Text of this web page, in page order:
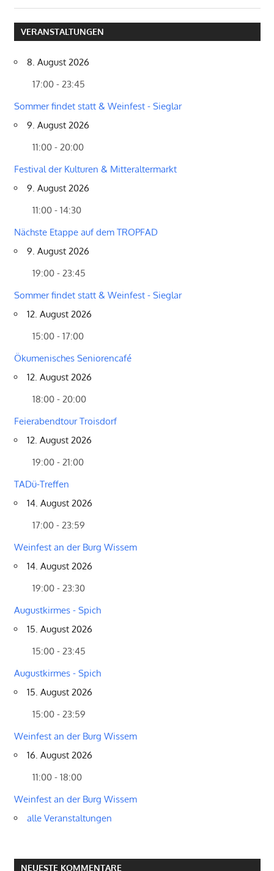
VERANSTALTUNGEN
8. August 2026
17:00 - 23:45
Sommer findet statt & Weinfest - Sieglar
9. August 2026
11:00 - 20:00
Festival der Kulturen & Mitteraltermarkt
9. August 2026
11:00 - 14:30
Nächste Etappe auf dem TROPFAD
9. August 2026
19:00 - 23:45
Sommer findet statt & Weinfest - Sieglar
12. August 2026
15:00 - 17:00
Ökumenisches Seniorencafé
12. August 2026
18:00 - 20:00
Feierabendtour Troisdorf
12. August 2026
19:00 - 21:00
TADü-Treffen
14. August 2026
17:00 - 23:59
Weinfest an der Burg Wissem
14. August 2026
19:00 - 23:30
Augustkirmes - Spich
15. August 2026
15:00 - 23:45
Augustkirmes - Spich
15. August 2026
15:00 - 23:59
Weinfest an der Burg Wissem
16. August 2026
11:00 - 18:00
Weinfest an der Burg Wissem
alle Veranstaltungen
NEUESTE KOMMENTARE